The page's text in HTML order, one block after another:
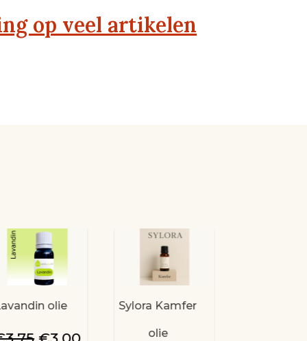
op veel artikelen
olie
Oorspronkelijke
Huidige
Sylora Kamfer
olie